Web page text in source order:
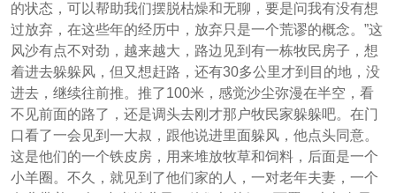
的状态，可以帮助我们摆脱枯燥和无聊，要是问我有没有想
过放弃，在这些年的经历中，放弃只是一个荒谬的概念。”这
风沙有点不对劲，越来越大，路边见到有一栋牧民房子，想
着进去躲躲风，但又想赶路，还有30多公里才到目的地，没
进去，继续往前推。推了100米，感觉沙尘弥漫在半空，看
不见前面的路了，还是调头去刚才那户牧民家躲躲吧。在门
口看了一会见到一大叔，跟他说进里面躲风，他点头同意。
这是他们的一个铁皮房，用来堆放牧草和饲料，后面是一个
小羊圈。不久，就见到了他们家的人，一对老年夫妻，一个